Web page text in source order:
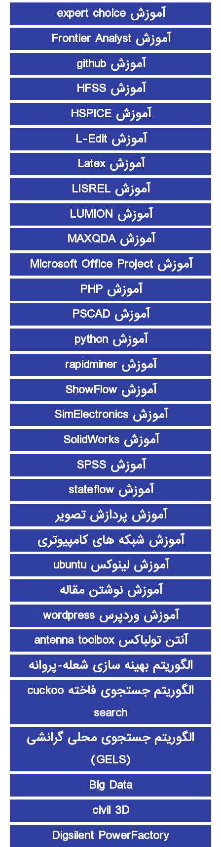
آموزش expert choice
آموزش Frontier Analyst
آموزش github
آموزش HFSS
آموزش HSPICE
آموزش L-Edit
آموزش Latex
آموزش LISREL
آموزش LUMION
آموزش MAXQDA
آموزش Microsoft Office Project
آموزش PHP
آموزش PSCAD
آموزش python
آموزش rapidminer
آموزش ShowFlow
آموزش SimElectronics
آموزش SolidWorks
آموزش SPSS
آموزش stateflow
آموزش پردازش تصویر
آموزش شبکه های کامپیوتری
آموزش لینوکس ubuntu
آموزش نوشتن مقاله
آموزش وردپرس wordpress
آنتن تولباکس antenna toolbox
الگوریتم بهینه سازی شعله-پروانه
الگوریتم جستجوی فاخته cuckoo
search
الگوریتم جستجوی محلی گرانشی
(GELS)
Big Data
civil 3D
Digsilent PowerFactory